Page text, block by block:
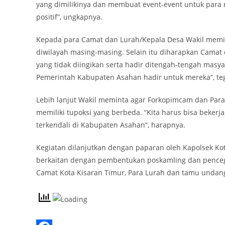
yang dimilikinya dan membuat event-event untuk
positif”, ungkapnya.
Kepada para Camat dan Lurah/Kepala Desa Wakil
diwilayah masing-masing. Selain itu diharapkan
yang tidak diingikan serta hadir ditengah-tengah
Pemerintah Kabupaten Asahan hadir untuk mereka”,
Lebih lanjut Wakil meminta agar Forkopimcam dan
memiliki tupoksi yang berbeda. “Kita harus bisa
terkendali di Kabupaten Asahan”, harapnya.
Kegiatan dilanjutkan dengan paparan oleh Kapolsek
berkaitan dengan pembentukan poskamling dan
Camat Kota Kisaran Timur, Para Lurah dan tamu